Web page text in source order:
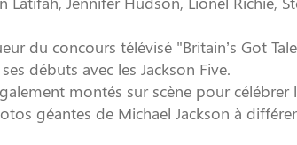
du concours télévisé "Britain’s Got
débuts avec les Jackson Five.
montés sur scène pour célébrer
géantes de Michael Jackson à